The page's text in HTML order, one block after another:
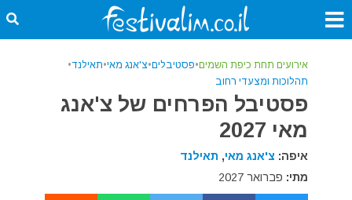
אירועים תחת כיפת השמים•פסטיבלים•צ'אנג מאי•תאילנד•
תהלוכות ומצעדי רחוב
פסטיבל הפרחים של צ'אנג
מאי 2027
איפה: צ'אנג מאי, תאילנד
מתי: פברואר 2027